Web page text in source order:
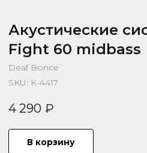
Акустические
Fight 60 midbass
Deaf Bonce
SKU: К-4417
4 290 ₽
В корзину